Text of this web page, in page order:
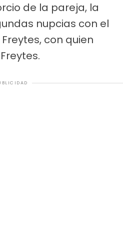
de la pareja, la
nupcias con el
con quien